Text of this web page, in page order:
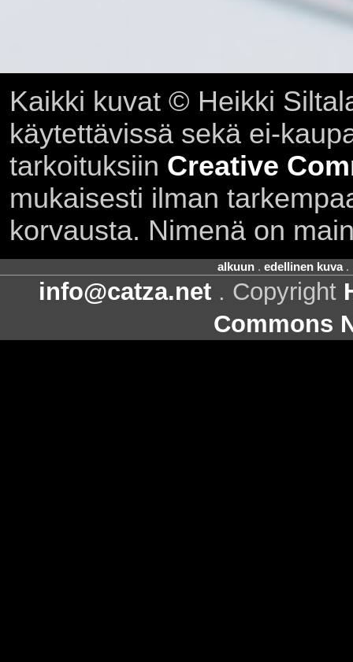
Kaikki kuvat © Heikki
käytettävissä sekä ei-
tarkoituksiin Creative
mukaisesti ilman
korvausta. Nimenä on
alkuun. edellinen kuva.
info@catza.net . Copyright
Commons